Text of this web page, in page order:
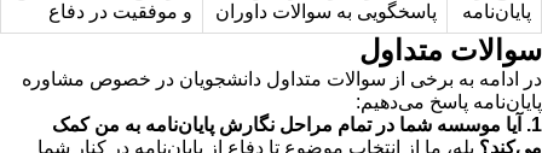
پایان‌نامه
پاسخگویی به سوالات داوران
و موفقیت در دفاع
سوالات متداول
در ادامه به برخی از سوالات متداول دانشجویان در خصوص مشاوره
پایان‌نامه پاسخ می‌دهیم:
1. آیا موسسه شما در تمام مراحل نگارش پایان‌نامه به من کمک
می‌کند؟ بله، ما از انتخاب موضوع تا دفاع از پایان‌نامه در کنار شما